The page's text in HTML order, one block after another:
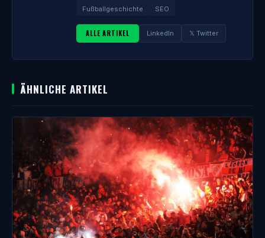
Fußballgeschichte
SEO
ALLE ARTIKEL LinkedIn 𝕏 Twitter
ÄHNLICHE ARTIKEL